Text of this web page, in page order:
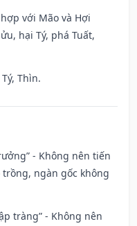
với Mão và Hợi
hại Tý, phá Tuất,
Thìn.
- Không nên tiến
ngàn gốc không
tràng” - Không nên